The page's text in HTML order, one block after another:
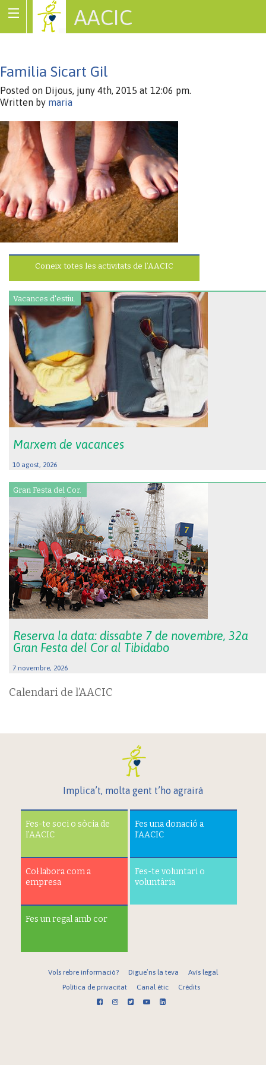
AACIC
Familia Sicart Gil
Posted on Dijous, juny 4th, 2015 at 12:06 pm.
Written by maria
Coneix totes les activitats de l’AACIC
Vacances d'estiu.
Marxem de vacances
10 agost, 2026
Gran Festa del Cor.
Reserva la data: dissabte 7 de novembre, 32a
Gran Festa del Cor al Tibidabo
7 novembre, 2026
Calendari de l’AACIC
Implica’t, molta gent t’ho agrairà
Fes-te soci o sòcia de
l’AACIC
Fes una donació a
l’AACIC
Col·labora com a
empresa
Fes-te voluntari o
voluntària
Fes un regal amb cor
Vols rebre informació? Digue’ns la teva
Avís legal
Política de privacitat
Canal ètic Crèdits